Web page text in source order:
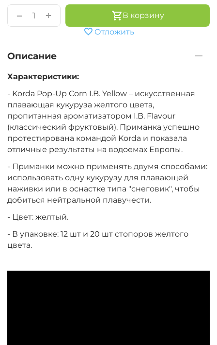
+
−
В корзину
Отложить
Описание
Характеристики:
- Korda Pop-Up Corn I.B. Yellow – искусственная
плавающая кукуруза желтого цвета,
пропитанная ароматизатором I.B. Flavour
(классический фруктовый). Приманка успешно
протестирована командой Korda и показала
отличные результаты на водоемах Европы.
- Приманки можно применять двумя способами:
использовать одну кукурузу для плавающей
наживки или в оснастке типа "снеговик", чтобы
добиться нейтральной плавучести.
- Цвет: желтый.
- В упаковке: 12 шт и 20 шт стопоров желтого
цвета.